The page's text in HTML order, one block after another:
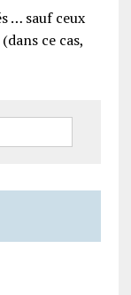
… sauf ceux
ce cas,